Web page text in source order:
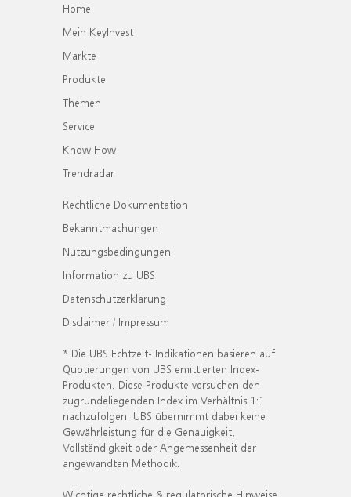
Home
Mein KeyInvest
Märkte
Produkte
Themen
Service
Know How
Trendradar
Rechtliche Dokumentation
Bekanntmachungen
Nutzungsbedingungen
Information zu UBS
Datenschutzerklärung
Disclaimer / Impressum
* Die UBS Echtzeit- Indikationen basieren auf
Quotierungen von UBS emittierten Index-
Produkten. Diese Produkte versuchen den
zugrundeliegenden Index im Verhältnis 1:1
nachzufolgen. UBS übernimmt dabei keine
Gewährleistung für die Genauigkeit,
Vollständigkeit oder Angemessenheit der
angewandten Methodik.